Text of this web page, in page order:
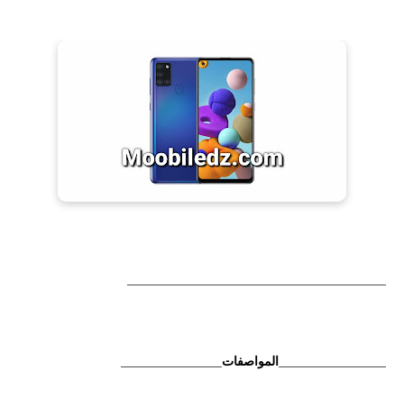
_________________المواصفات________________